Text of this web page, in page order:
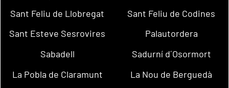
Sant Feliu de Llobregat
Sant Feliu de Codines
Sant Esteve Sesrovires
Palautordera
Sabadell
Sadurní d´Osormort
La Pobla de Claramunt
La Nou de Berguedà